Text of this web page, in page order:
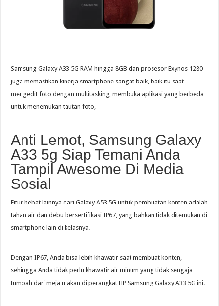
Samsung Galaxy A33 5G RAM hingga 8GB dan prosesor Exynos 1280
juga memastikan kinerja smartphone sangat baik, baik itu saat
mengedit foto dengan multitasking, membuka aplikasi yang berbeda
untuk menemukan tautan foto,
Anti Lemot, Samsung Galaxy
A33 5g Siap Temani Anda
Tampil Awesome Di Media
Sosial
Fitur hebat lainnya dari Galaxy A53 5G untuk pembuatan konten adalah
tahan air dan debu bersertifikasi IP67, yang bahkan tidak ditemukan di
smartphone lain di kelasnya.
Dengan IP67, Anda bisa lebih khawatir saat membuat konten,
sehingga Anda tidak perlu khawatir air minum yang tidak sengaja
tumpah dari meja makan di perangkat HP Samsung Galaxy A33 5G ini.